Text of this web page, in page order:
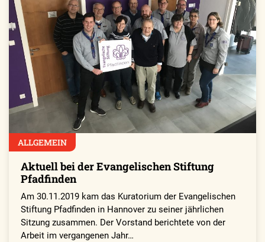
ALLGEMEIN
Aktuell bei der Evangelischen Stiftung
Pfadfinden
Am 30.11.2019 kam das Kuratorium der Evangelischen
Stiftung Pfadfinden in Hannover zu seiner jährlichen
Sitzung zusammen. Der Vorstand berichtete von der
Arbeit im vergangenen Jahr…